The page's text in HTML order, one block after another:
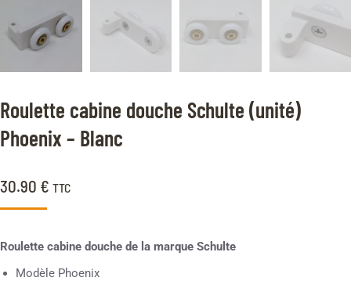
Roulette cabine douche Schulte (unité)
Phoenix – Blanc
30.90 € TTC
Roulette cabine douche de la marque Schulte
Modèle Phoenix